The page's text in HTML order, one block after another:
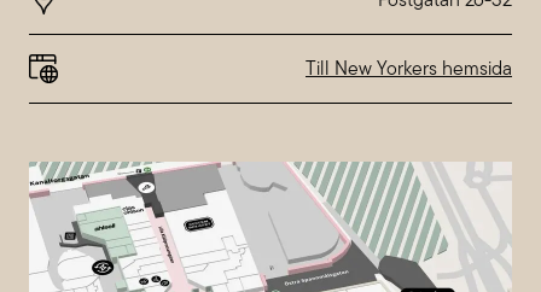
Abweichende Öffnungszeiten beiNordstan
Till New Yorkers hemsida